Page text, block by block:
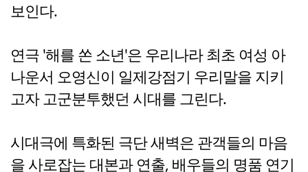
보인다.
연극 '해를 쏜 소년'은 우리나라 최초 여성 아
나운서 오영신이 일제강점기 우리말을 지키
고자 고군분투했던 시대를 그린다.
시대극에 특화된 극단 새벽은 관객들의 마음
을 사로잡는 대본과 연출, 배우들의 명품 연기